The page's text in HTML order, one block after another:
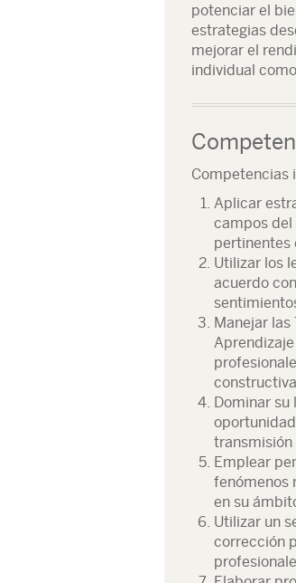
potenciar el
estrategias
mejorar el
individual
Competencias
Aplicar
campos del
pertinentes
Utilizar los
acuerdo
Manejar
Dominar su
transmisión
Emplear
fenómenos
en su
Utilizar un
corrección